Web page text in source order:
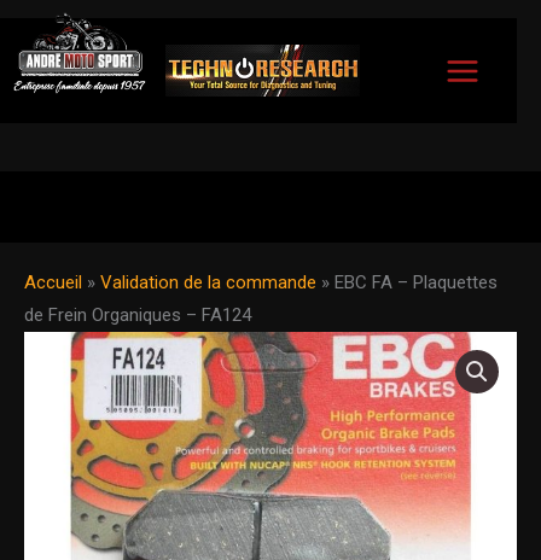
Aller
au
Accueil » Validation de la commande » EBC FA – Plaquettes
de Frein Organiques – FA124
quantité
Plaquettes